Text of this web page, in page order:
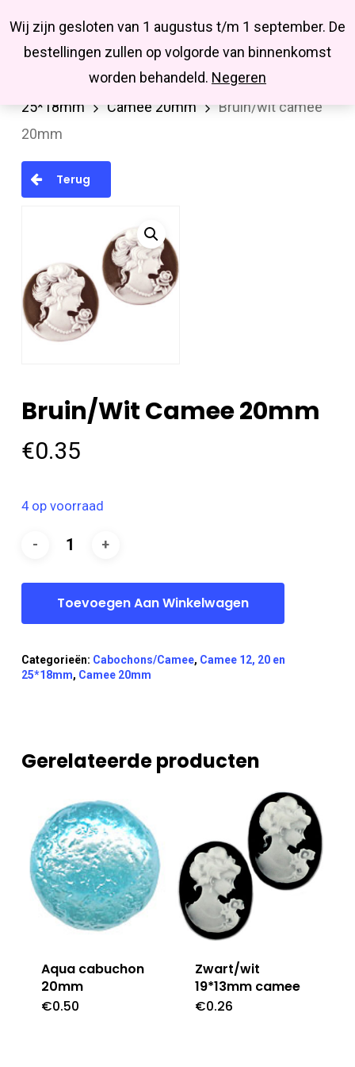
Wij zijn gesloten van 1 augustus t/m 1 september. De
bestellingen zullen op volgorde van binnenkomst
worden behandeld. Negeren
main
Missbluesieraden
searchaccount
Cabochons/Camee
Camee 12, 20 en
25*18mm
Camee 20mm
Bruin/wit camee
20mm
Terug
Bruin/wit Camee 20mm
€0.35
4 op voorraad
Toevoegen Aan Winkelwagen
Categorieën: Cabochons/Camee, Camee 12, 20 en
25*18mm, Camee 20mm
Gerelateerde producten
Aqua cabuchon
20mm
€0.50
Zwart/wit
19*13mm camee
€0.26
Close